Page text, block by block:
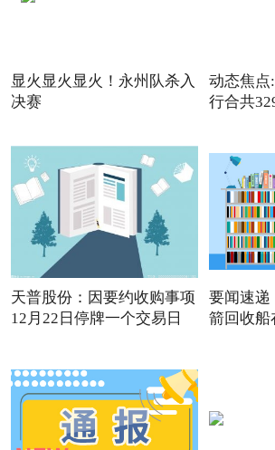
显火显火显火！永州队杀入
决赛
动态焦点
行合共
天普股份：因要约收购事项
12月22日停牌一个交易日
要闻速递
箭回收船